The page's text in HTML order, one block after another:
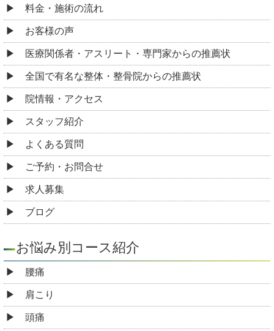
料金・施術の流れ
お客様の声
医療関係者・アスリート・専門家からの推薦状
全国で有名な整体・整骨院からの推薦状
院情報・アクセス
スタッフ紹介
よくある質問
ご予約・お問合せ
求人募集
ブログ
お悩み別コース紹介
腰痛
肩こり
頭痛